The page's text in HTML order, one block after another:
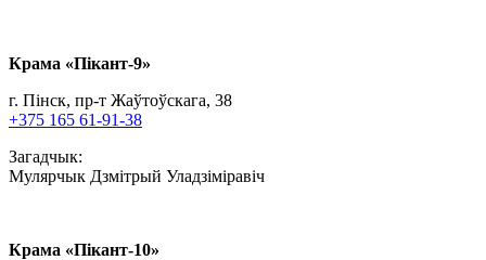
Крама «Пiкант-9»
г. Пінск, пр-т Жаўтоўскага, 38
+375 165 61-91-38
Загадчык:
Мулярчык Дзмітрый Уладзіміравіч
Крама «Пiкант-10»